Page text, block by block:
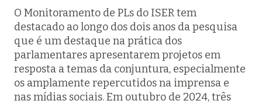
O Monitoramento de PLs do ISER tem
destacado ao longo dos dois anos da pesquisa
que é um destaque na prática dos
parlamentares apresentarem projetos em
resposta a temas da conjuntura, especialmente
os amplamente repercutidos na imprensa e
nas mídias sociais. Em outubro de 2024, três